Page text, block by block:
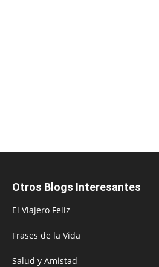
Otros Blogs Interesantes
El Viajero Feliz
Frases de la Vida
Salud y Amistad